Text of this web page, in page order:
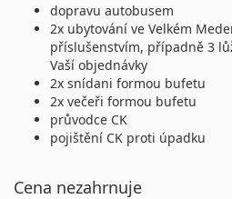
dopravu autobusem
2x ubytování ve Velkém
příslušenstvím, případně 3
Vaší objednávky
2x snídani formou bufetu
2x večeři formou bufetu
průvodce CK
pojištění CK proti úpadku
Cena nezahrnuje